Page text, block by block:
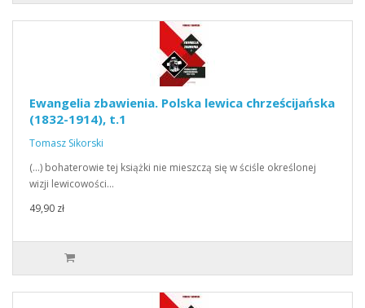
Ewangelia zbawienia. Polska lewica chrześcijańska
(1832-1914), t.1
Tomasz Sikorski
(…) bohaterowie tej książki nie mieszczą się w ściśle określonej
wizji lewicowości…
49,90 zł